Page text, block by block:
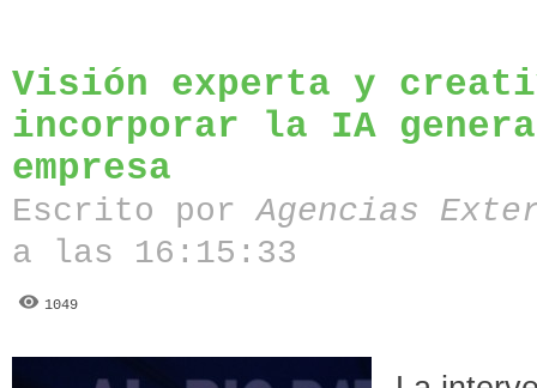
Visión experta y
incorporar la IA
empresa
Escrito porAgencias
a las 16:15:33
1049